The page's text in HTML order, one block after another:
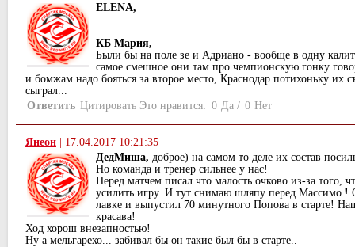
ELENA,
КБ Мария,
Были бы на поле зе и Адриано - вообще в одну
самое смешное они там про чемпионскую гонку
и бомжам надо бояться за второе место, Краснодар потихоньку их
сыграл...
Ответить Цитировать Это нравится: 0 Да / 0 Нет
Янеон | 17.04.2017 10:21:35
ДедМиша, доброе) на самом то деле их состав
Но команда и тренер сильнее у нас!
Перед матчем писал что малость очково из-за того,
усилить игру. И тут снимаю шляпу перед Массимо !
лавке и выпустил 70 минутного Попова в старте!
красава!
Ход хорош внезапностью!
Ну а мельгарехо... забивал бы он такие был бы в старте..